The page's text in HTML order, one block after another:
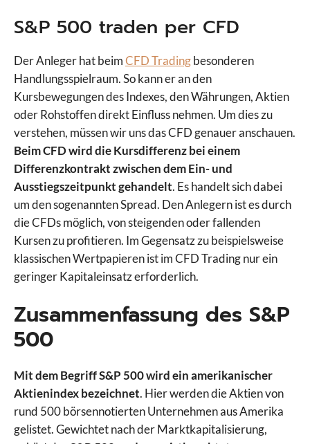
S&P 500 traden per CFD
Der Anleger hat beimCFD Tradingbesonderen
Handlungsspielraum. So kann er an den
Kursbewegungen des Indexes, den Währungen, Aktien
oder Rohstoffen direkt Einfluss nehmen. Um dies zu
verstehen, müssen wir uns das CFD genauer anschauen.
Beim CFD wird die Kursdifferenz bei einem
Differenzkontrakt zwischen dem Ein- und
Ausstiegszeitpunkt gehandelt. Es handelt sich dabei
um den sogenannten Spread. Den Anlegern ist es durch
die CFDs möglich, von steigenden oder fallenden
Kursen zu profitieren. Im Gegensatz zu beispielsweise
klassischen Wertpapieren ist im CFD Trading nur ein
geringer Kapitaleinsatz erforderlich.
Zusammenfassung des S&P
500
Mit dem Begriff S&P 500 wird ein amerikanischer
Aktienindex bezeichnet. Hier werden die Aktien von
rund 500 börsennotierten Unternehmen aus Amerika
gelistet. Gewichtet nach der Marktkapitalisierung,